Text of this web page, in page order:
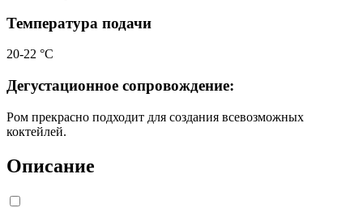
Температура подачи
20-22 °С
Дегустационное сопровождение:
Ром прекрасно подходит для создания всевозможных
коктейлей.
Описание